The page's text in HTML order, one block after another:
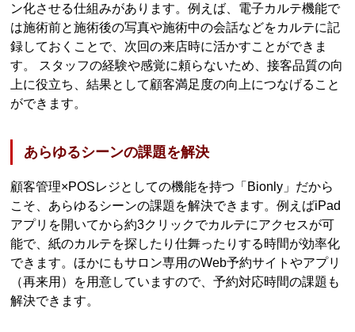
ン化させる仕組みがあります。例えば、電子カルテ機能で
は施術前と施術後の写真や施術中の会話などをカルテに記
録しておくことで、次回の来店時に活かすことができま
す。 スタッフの経験や感覚に頼らないため、接客品質の向
上に役立ち、結果として顧客満足度の向上につなげること
ができます。
あらゆるシーンの課題を解決
顧客管理×POSレジとしての機能を持つ「Bionly」だから
こそ、あらゆるシーンの課題を解決できます。例えばiPad
アプリを開いてから約3クリックでカルテにアクセスが可
能で、紙のカルテを探したり仕舞ったりする時間が効率化
できます。ほかにもサロン専用のWeb予約サイトやアプリ
（再来用）を用意していますので、予約対応時間の課題も
解決できます。